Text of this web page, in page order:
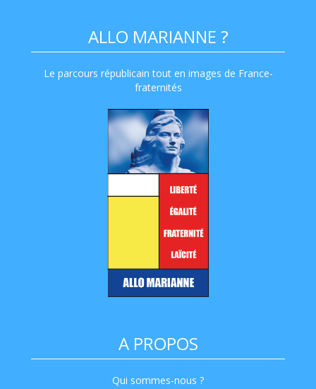
ALLO MARIANNE ?
Le parcours républicain tout en images de France-
fraternités
A PROPOS
Qui sommes-nous ?